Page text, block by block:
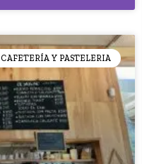
CAFETERÍA Y PASTELERIA